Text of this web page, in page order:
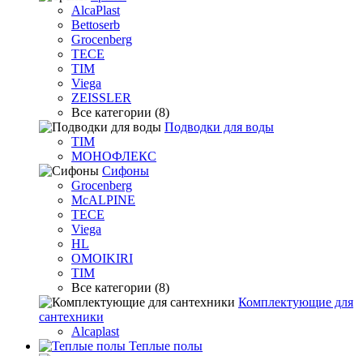
AlcaPlast
Bettoserb
Grocenberg
TECE
TIM
Viega
ZEISSLER
Все категории (8)
Подводки для воды
TIM
МОНОФЛЕКС
Сифоны
Grocenberg
McALPINE
TECE
Viega
HL
OMOIKIRI
TIM
Все категории (8)
Комплектующие для
сантехники
Alcaplast
Теплые полы